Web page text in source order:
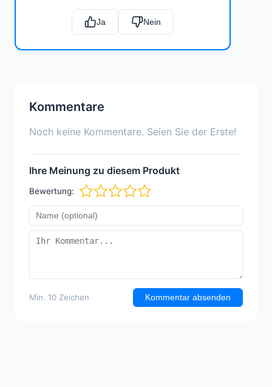
Ja Nein
Kommentare
Noch keine Kommentare. Seien Sie der Erste!
Ihre Meinung zu diesem Produkt
Bewertung:
Min. 10 Zeichen Kommentar absenden